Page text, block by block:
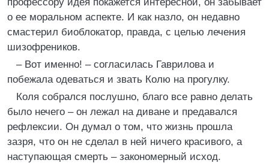
о ее моральном аспекте. И как назло, он недавно
смастерил биоблокатор, правда, с целью лечения
шизофреников.
– Вот именно! – согласилась Гаврилова и
побежала одеваться и звать Колю на прогулку.
Коля собрался послушно, благо все равно делать
было нечего – он лежал на диване и предавался
рефлексии. Он думал о том, что жизнь прошла
зазря, что он не сделал в ней ничего красивого, а
наступающая смерть – закономерный исход.